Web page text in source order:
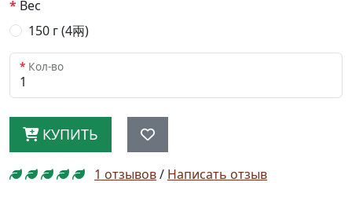
Вес
150 г (4兩)
Кол-во
КУПИТЬ
1 отзывов/ Написать отзыв